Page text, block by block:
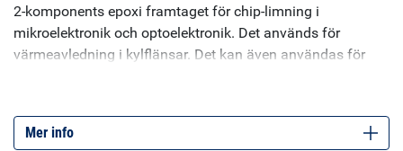
2-komponents epoxi framtaget för chip-limning i
mikroelektronik och optoelektronik. Det används för
värmeavledning i kylflänsar. Det kan även användas för
flytande konsistens och kan härdas mycket snabbt för till
exempel snabba reparationer. Limmet har god vidhäftning
Mer info